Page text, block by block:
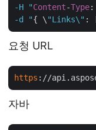
-H "Content-Type:
-d "{ \ "Links\" :
요청 URL
https ://
자바